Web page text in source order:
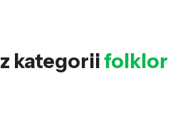
z kategoriifolklor